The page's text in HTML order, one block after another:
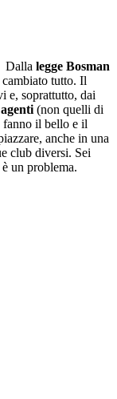
Dalla legge Bosman
tutto. Il
e, soprattutto, dai
agenti (non quelli di
il bello e il
anche in una
club diversi. Sei
un problema.